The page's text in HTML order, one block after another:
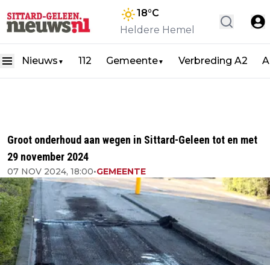
18°C
Heldere Hemel
Nieuws ▼ 112 Gemeente▼ Verbreding A2
Groot onderhoud aan wegen in Sittard-Geleen tot en met
29 november 2024
07 NOV 2024, 18:00•GEMEENTE